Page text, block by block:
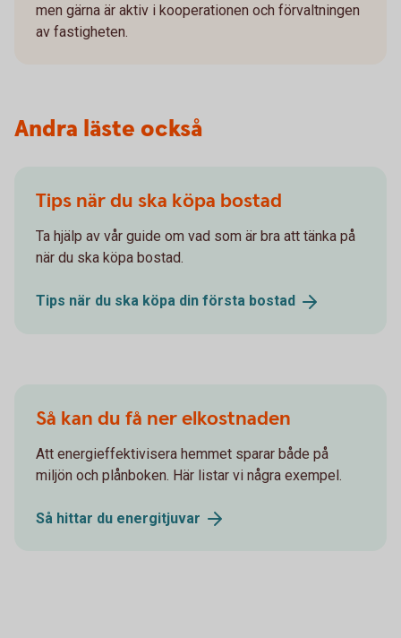
men gärna är aktiv i kooperationen och förvaltningen
av fastigheten.
Andra läste också
Tips när du ska köpa bostad
Ta hjälp av vår guide om vad som är bra att tänka på
när du ska köpa bostad.
Tips när du ska köpa din första bostad
Så kan du få ner elkostnaden
Att energieffektivisera hemmet sparar både på
miljön och plånboken. Här listar vi några exempel.
Så hittar du energitjuvar